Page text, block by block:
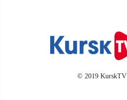
© 2019 KurskTV